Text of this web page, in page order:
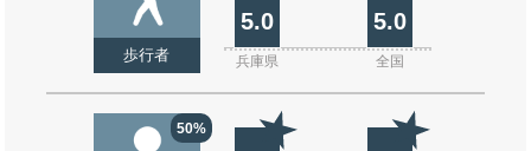
歩行者
5.0 5.0
兵庫県 全国
50%